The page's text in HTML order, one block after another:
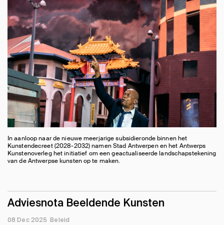
In aanloop naar de nieuwe meerjarige subsidieronde binnen het
Kunstendecreet (2028-2032) namen Stad Antwerpen en het Antwerps
Kunstenoverleg het initiatief om een geactualiseerde landschapstekening
van de Antwerpse kunsten op te maken.
Adviesnota Beeldende Kunsten
08 Dec 2025 Beleid